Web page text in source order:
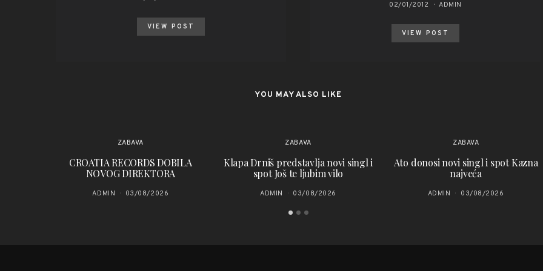
VIEW POST
02/01/2012 ADMIN
VIEW POST
YOU MAY ALSO LIKE
ZABAVA
CROATIA RECORDS DOBILA
NOVOG DIREKTORA
ADMIN 03/08/2026
ZABAVA
Klapa Drniš predstavlja novi singl i
spot Još te ljubim vilo
ADMIN 03/08/2026
ZABAVA
Ato donosi novi singl i spot Kazna
najveća
ADMIN 03/08/2026